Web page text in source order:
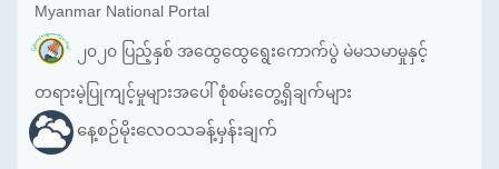
Myanmar National Portal
၂၀၂၀ ပြည့်နှစ် အထွေထွေရွေးကောက်ပွဲ မဲမသမာမှုနှင့်
တရားမဲ့ပြုကျင့်မှုများအပေါ် စုံစမ်းတွေ့ရှိချက်များ
နေ့စဉ်မိုးလေဝသခန့်မှန်းချက်